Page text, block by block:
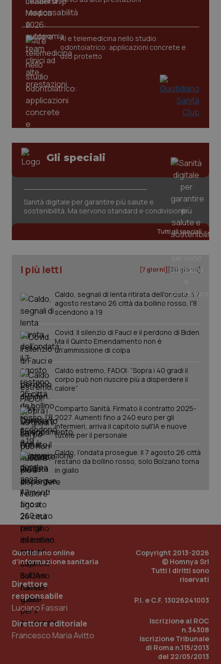
AI e telemedicina nello studio
odontoiatrico: applicazioni concrete e
uso protetto
Gli speciali
Sanità digitale per garantire più salute e
sostenibilità. Ma servono standard e condivisione
Tutti gli speciali
I più letti [7 giorni] [30 giorni]
Caldo, segnali di lenta ritirata dell'ondata: il 7
agosto restano 26 città da bollino rosso, l'8
scendono a 19
Covid. Il silenzio di Fauci e il perdono di Biden.
Ma il Quinto Emendamento non è
un’ammissione di colpa
Caldo estremo, FADOI: “Sopra i 40 gradi il
corpo può non riuscire più a disperdere il
calore”
Comparto Sanità. Firmato il contratto 2025-
2027. Aumenti fino a 240 euro per gli
infermieri, arriva il capitolo sull'IA e nuove
tutele per il personale
Caldo, l’ondata prosegue. Il 7 agosto 26 città
restano da bollino rosso, solo Bolzano torna
in giallo
Quotidiano online
d'informazione sanitaria
Direttore
responsabile
Luciano Fassari
Direttore editoriale
Francesco Maria Avitto
Copyright 2013-2026
© Homnya Srl
Tutti i diritti sono
riservati
P.I. e C.F. 13026241003
Iscrizione al ROC
n.34308
Iscrizione Tribunale
di Roma n.115/2013
del 22/05/2013
CookieScriptConsent
5
tracking-sites-ironfish-
Google LLC
.quotidianosanita.it
PHP.net
www.quotidianosanita.it